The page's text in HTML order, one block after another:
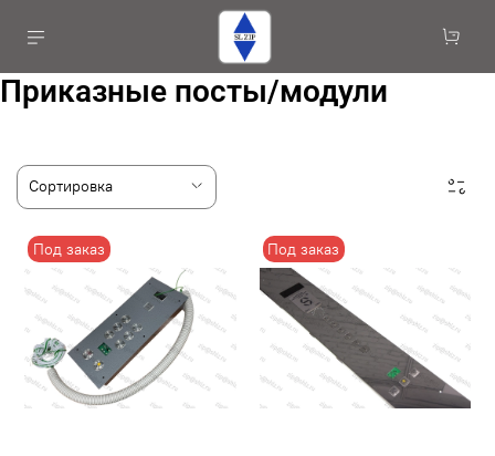
Приказные посты/модули
Под заказ Под заказ